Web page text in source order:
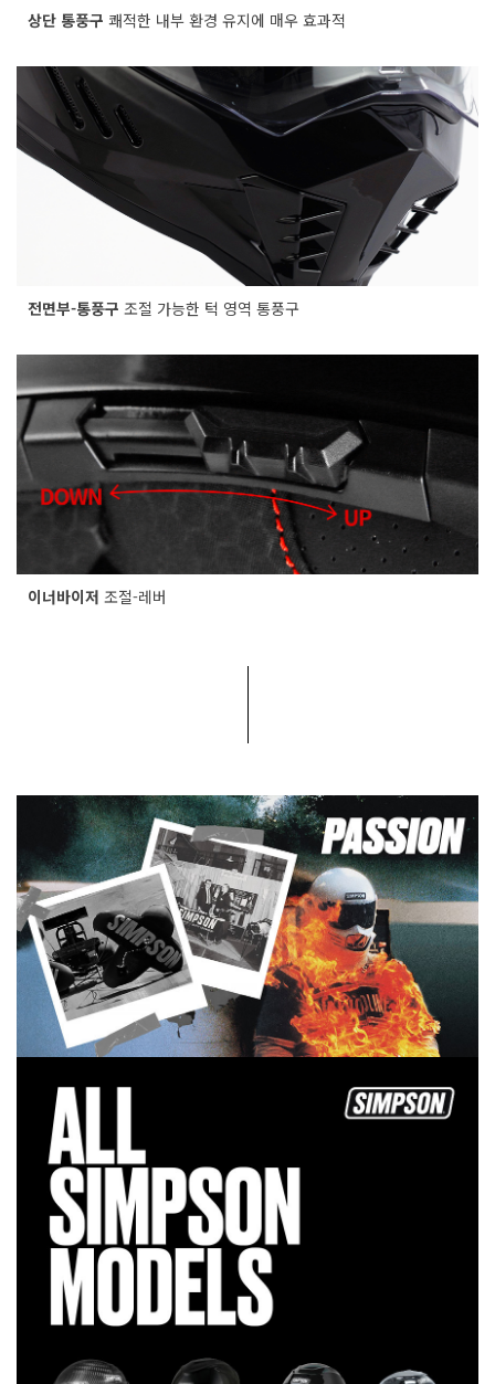
상단 통풍구 쾌적한 내부 환경 유지에 매우 효과적
전면부-통풍구 조절 가능한 턱 영역 통풍구
이너바이저 조절-레버